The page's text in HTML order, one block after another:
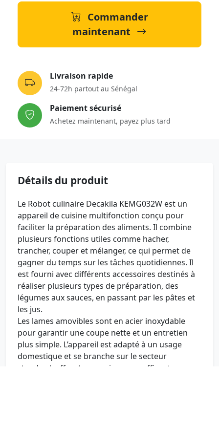
Commander
maintenant
Livraison rapide
24-72h partout au Sénégal
Paiement sécurisé
Achetez maintenant, payez plus tard
Détails du produit
Le Robot culinaire Decakila KEMG032W est un
appareil de cuisine multifonction conçu pour
faciliter la préparation des aliments. Il combine
plusieurs fonctions utiles comme hacher,
trancher, couper et mélanger, ce qui permet de
gagner du temps sur les tâches quotidiennes. Il
est fourni avec différents accessoires destinés à
réaliser plusieurs types de préparation, des
légumes aux sauces, en passant par les pâtes et
les jus.
Les lames amovibles sont en acier inoxydable
pour garantir une coupe nette et un entretien
plus simple. L’appareil est adapté à un usage
domestique et se branche sur le secteur
standard, offrant une puissance suffisante pour